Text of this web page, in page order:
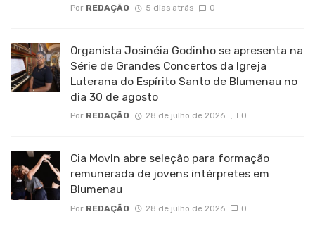
Por REDAÇÃO 5 dias atrás 0
Organista Josinéia Godinho se apresenta na
Série de Grandes Concertos da Igreja
Luterana do Espírito Santo de Blumenau no
dia 30 de agosto
Por REDAÇÃO 28 de julho de 2026 0
Cia MovIn abre seleção para formação
remunerada de jovens intérpretes em
Blumenau
Por REDAÇÃO 28 de julho de 2026 0